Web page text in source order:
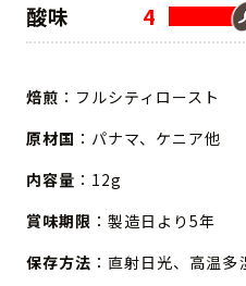
酸味
4
焙煎 ：フルシティロースト
原材国 ：パナマ、ケニア他
内容量 ：12g
賞味期限 ：製造日より5年
保存方法 ：直射日光、高温